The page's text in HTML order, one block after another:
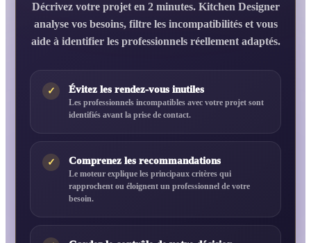
Décrivez votre projet en 2 minutes. Kitchen Designer
analyse vos besoins, filtre les incompatibilités et vous
aide à identifier les professionnels réellement adaptés.
✓ Évitez les rendez-vous inutiles
Les professionnels incompatibles avec votre projet sont
identifiés avant la prise de contact.
✓ Comprenez les recommandations
Le moteur explique les principaux critères qui
rapprochent ou éloignent un professionnel de votre
besoin.